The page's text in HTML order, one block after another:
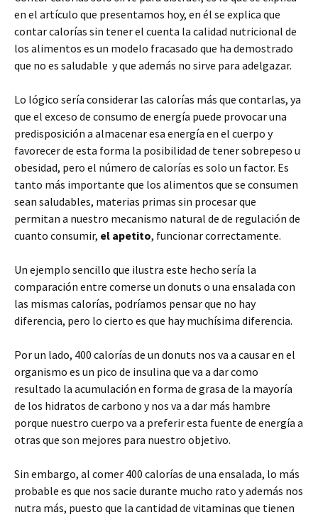
en el artículo que presentamos hoy, en él se explica que
contar calorías sin tener el cuenta la calidad nutricional de
los alimentos es un modelo fracasado que ha demostrado
que no es saludable y que además no sirve para adelgazar.
Lo lógico sería considerar las calorías más que contarlas, ya
que el exceso de consumo de energía puede provocar una
predisposición a almacenar esa energía en el cuerpo y
favorecer de esta forma la posibilidad de tener sobrepeso u
obesidad, pero el número de calorías es solo un factor. Es
tanto más importante que los alimentos que se consumen
sean saludables, materias primas sin procesar que
permitan a nuestro mecanismo natural de de regulación de
cuanto consumir, el apetito, funcionar correctamente.
Un ejemplo sencillo que ilustra este hecho sería la
comparación entre comerse un donuts o una ensalada con
las mismas calorías, podríamos pensar que no hay
diferencia, pero lo cierto es que hay muchísima diferencia.
Por un lado, 400 calorías de un donuts nos va a causar en el
organismo es un pico de insulina que va a dar como
resultado la acumulación en forma de grasa de la mayoría
de los hidratos de carbono y nos va a dar más hambre
porque nuestro cuerpo va a preferir esta fuente de energía a
otras que son mejores para nuestro objetivo.
Sin embargo, al comer 400 calorías de una ensalada, lo más
probable es que nos sacie durante mucho rato y además nos
nutra más, puesto que la cantidad de vitaminas que tienen